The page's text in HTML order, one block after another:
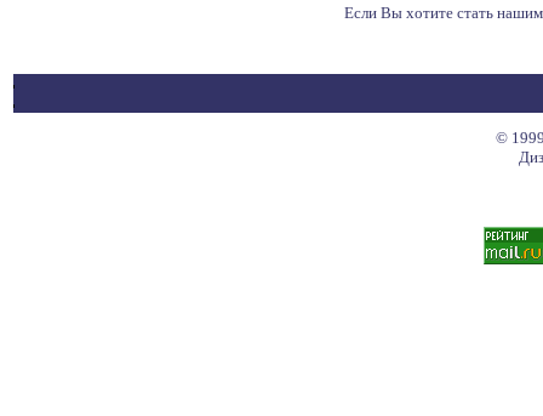
Если Вы хотите стать
©